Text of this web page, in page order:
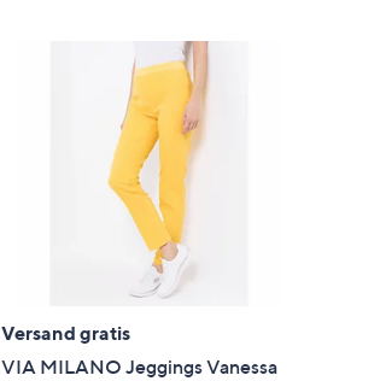
Versand gratis
VIA MILANO Jeggings Vanessa